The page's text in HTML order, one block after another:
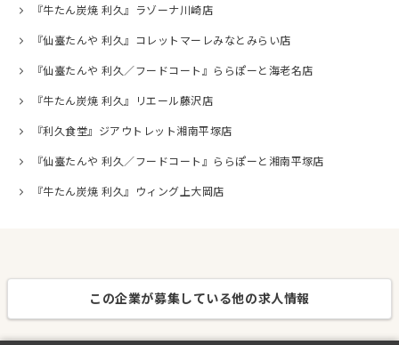
『牛たん炭焼 利久』ラゾーナ川崎店
『仙臺たんや 利久』コレットマーレみなとみらい店
『仙臺たんや 利久／フードコート』ららぽーと海老名店
『牛たん炭焼 利久』リエール藤沢店
『利久食堂』ジアウトレット湘南平塚店
『仙臺たんや 利久／フードコート』ららぽーと湘南平塚店
『牛たん炭焼 利久』ウィング上大岡店
この企業が募集している他の求人情報